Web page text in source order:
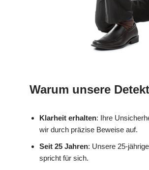
Warum unsere
Klarheit erhalten: Ihre
wir durch präzise Beweise auf.
Seit 25 Jahren: Unsere 25-
spricht für sich.